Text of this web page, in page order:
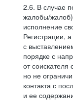
2.6. В случае
жалобы/
исполнение
Регистрации,
с
порядке с
от
но не
контакта с
и ее